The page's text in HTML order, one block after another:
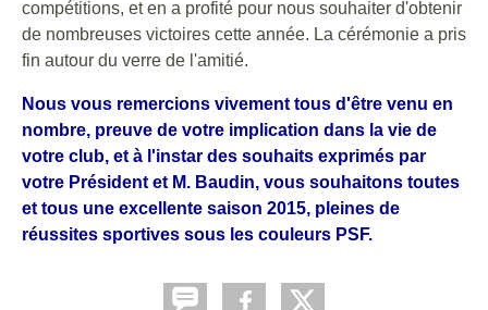
compétitions, et en a profité pour nous souhaiter d'obtenir
de nombreuses victoires cette année. La cérémonie a pris
fin autour du verre de l'amitié.
Nous vous remercions vivement tous d'être venu en
nombre, preuve de votre implication dans la vie de
votre club, et à l'instar des souhaits exprimés par
votre Président et M. Baudin, vous souhaitons toutes
et tous une excellente saison 2015, pleines de
réussites sportives sous les couleurs PSF.